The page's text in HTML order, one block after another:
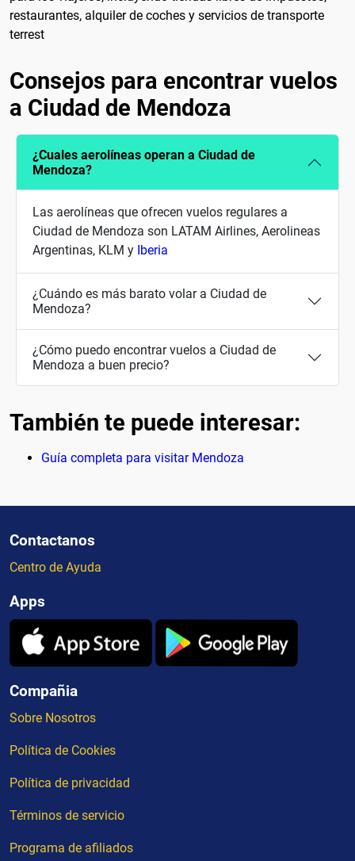
restaurantes, alquiler de coches y servicios de transporte
terrest
Consejos para encontrar vuelos
a Ciudad de Mendoza
¿Cuales aerolíneas operan a Ciudad de
Mendoza?
Las aerolíneas que ofrecen vuelos regulares a
Ciudad de Mendoza son LATAM Airlines, Aerolineas
Argentinas, KLM y Iberia
¿Cuándo es más barato volar a Ciudad de
Mendoza?
¿Cómo puedo encontrar vuelos a Ciudad de
Mendoza a buen precio?
También te puede interesar:
Guía completa para visitar Mendoza
Contactanos
Centro de Ayuda
Apps
Compañia
Sobre Nosotros
Política de Cookies
Política de privacidad
Términos de servicio
Programa de afiliados